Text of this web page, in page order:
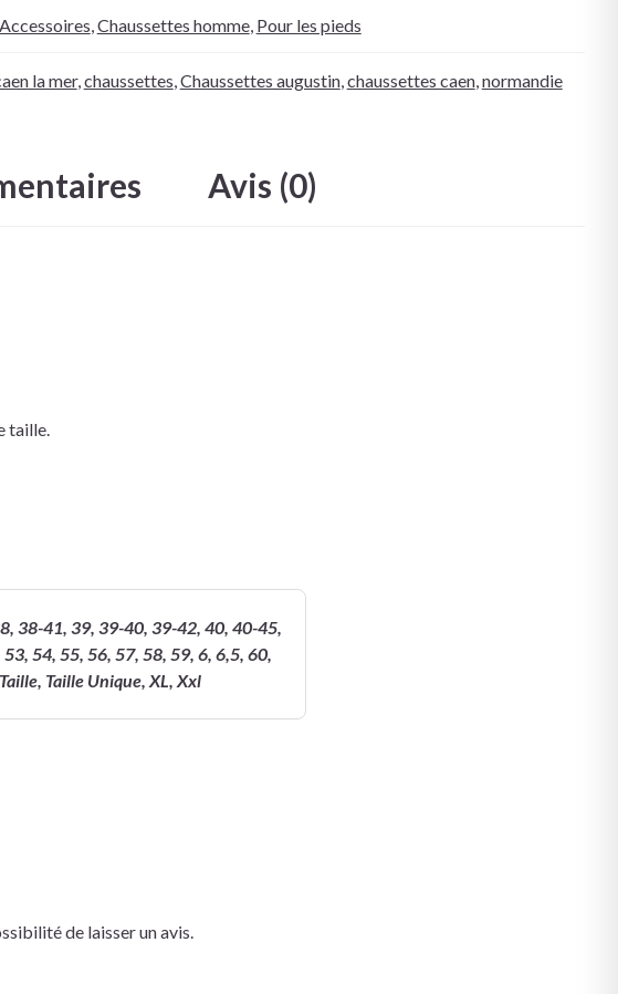
Accessoires Chaussettes homme, Pour les pieds
la mer, chaussettes Chaussettes augustin, chaussettes caen, normandie
Avis (0)
taille.
38-41, 39, 39-40, 39-42, 40, 40-45,
54, 55, 56, 57, 58, 59, 6, 6,5, 60,
Taille Unique, XL, Xxl
de laisser un avis.